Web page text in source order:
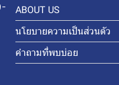
ABOUT US
นโยบายความเป็นส่วนตัว
คำถามที่พบบ่อย